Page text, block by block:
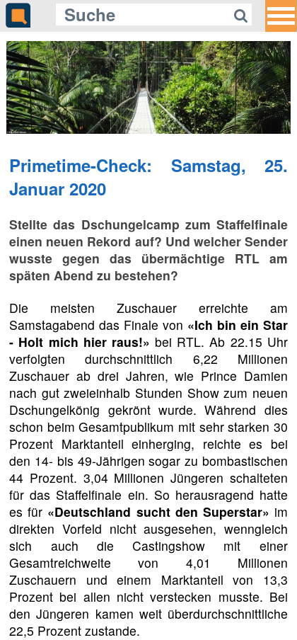
Primetime-Check: Samstag, 25.
Januar 2020
Stellte das Dschungelcamp zum Staffelfinale
einen neuen Rekord auf? Und welcher Sender
wusste gegen das übermächtige RTL am
späten Abend zu bestehen?
Die meisten Zuschauer erreichte am
Samstagabend das Finale von «Ich bin ein Star
- Holt mich hier raus!» bei RTL. Ab 22.15 Uhr
verfolgten durchschnittlich 6,22 Millionen
Zuschauer ab drei Jahren, wie Prince Damien
nach gut zweieinhalb Stunden Show zum neuen
Dschungelkönig gekrönt wurde. Während dies
schon beim Gesamtpublikum mit sehr starken 30
Prozent Marktanteil einherging, reichte es bei
den 14- bis 49-Jährigen sogar zu bombastischen
44 Prozent. 3,04 Millionen Jüngeren schalteten
für das Staffelfinale ein. So herausragend hatte
es für «Deutschland sucht den Superstar» im
direkten Vorfeld nicht ausgesehen, wenngleich
sich auch die Castingshow mit einer
Gesamtreichweite von 4,01 Millionen
Zuschauern und einem Marktanteil von 13,3
Prozent bei allen nicht verstecken musste. Bei
den Jüngeren kamen weit überdurchschnittliche
22,5 Prozent zustande.